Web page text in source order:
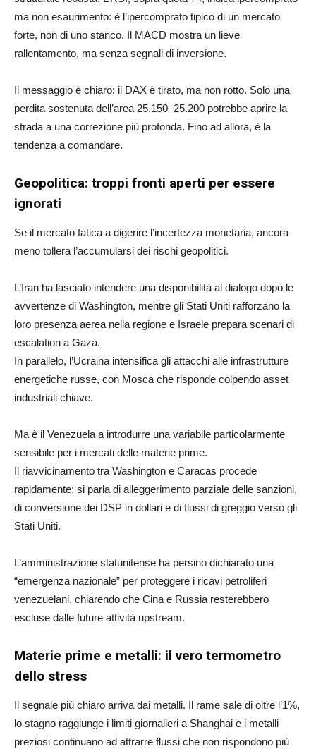
ma non esaurimento: è l’ipercomprato tipico di un mercato
forte, non di uno stanco. Il MACD mostra un lieve
rallentamento, ma senza segnali di inversione.
Il messaggio è chiaro: il DAX è tirato, ma non rotto. Solo una
perdita sostenuta dell’area 25.150–25.200 potrebbe aprire la
strada a una correzione più profonda. Fino ad allora, è la
tendenza a comandare.
Geopolitica: troppi fronti aperti per essere
ignorati
Se il mercato fatica a digerire l’incertezza monetaria, ancora
meno tollera l’accumularsi dei rischi geopolitici.
L’Iran ha lasciato intendere una disponibilità al dialogo dopo le
avvertenze di Washington, mentre gli Stati Uniti rafforzano la
loro presenza aerea nella regione e Israele prepara scenari di
escalation a Gaza.
In parallelo, l’Ucraina intensifica gli attacchi alle infrastrutture
energetiche russe, con Mosca che risponde colpendo asset
industriali chiave.
Ma è il Venezuela a introdurre una variabile particolarmente
sensibile per i mercati delle materie prime.
Il riavvicinamento tra Washington e Caracas procede
rapidamente: si parla di alleggerimento parziale delle sanzioni,
di conversione dei DSP in dollari e di flussi di greggio verso gli
Stati Uniti.
L’amministrazione statunitense ha persino dichiarato una
“emergenza nazionale” per proteggere i ricavi petroliferi
venezuelani, chiarendo che Cina e Russia resterebbero
escluse dalle future attività upstream.
Materie prime e metalli: il vero termometro
dello stress
Il segnale più chiaro arriva dai metalli. Il rame sale di oltre l’1%,
lo stagno raggiunge i limiti giornalieri a Shanghai e i metalli
preziosi continuano ad attrarre flussi che non rispondono più